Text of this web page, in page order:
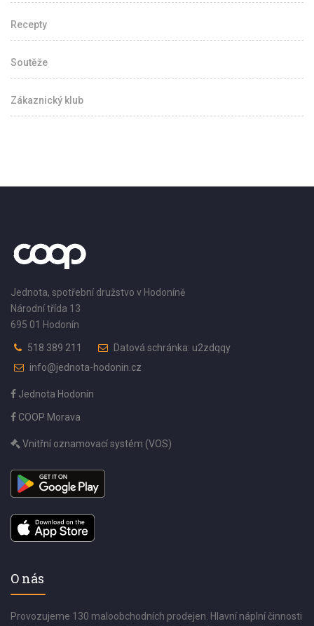
Recepty
Soutěže
Zákaznický klub
Jednota, spotřební družstvo v Hodoníně
Národní třída 13
695 01 Hodonín
518 389 211
Datová schránka: u2zdqqy
info@jednota-hodonin.cz
Jednota Hodonín
COOP Morava
Vnitřní oznamovací systém (VOS)
O nás
Provozujeme 130 maloobchodních prodejen. Hlavní náplní činnosti